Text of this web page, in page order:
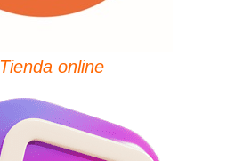
Tienda online